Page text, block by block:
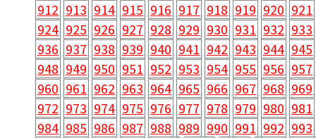
912 913 914 915 916 917 918 919 920 921
924 925 926 927 928 929 930 931 932 933
936 937 938 939 940 941 942 943 944 945
948 949 950 951 952 953 954 955 956 957
960 961 962 963 964 965 966 967 968 969
972 973 974 975 976 977 978 979 980 981
984 985 986 987 988 989 990 991 992 993